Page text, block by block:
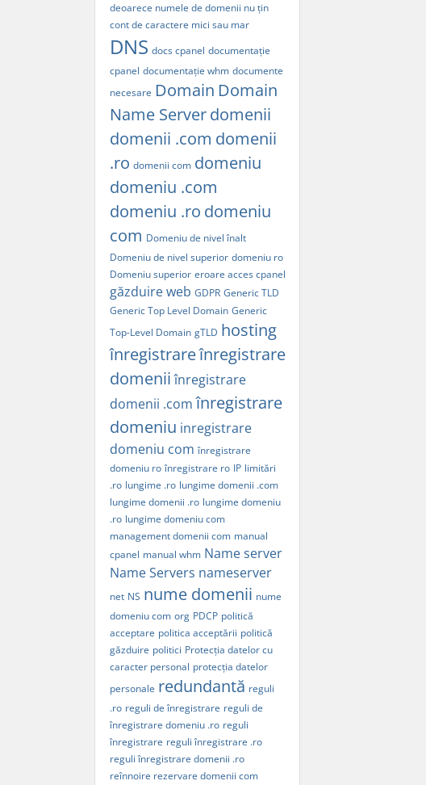
deoarece numele de domenii nu țin
cont de caractere mici sau mar
DNS docs cpanel documentație
cpanel documentație whm documente
necesare Domain Domain
Name Server domenii
domenii .com domenii
.ro domenii com domeniu
domeniu .com
domeniu .ro domeniu
com Domeniu de nivel înalt
Domeniu de nivel superior domeniu ro
Domeniu superior eroare acces cpanel
găzduire web GDPR Generic TLD
Generic Top Level Domain Generic
Top-Level Domain gTLD hosting
înregistrareînregistrare
domenii înregistrare
domenii .com înregistrare
domeniu inregistrare
domeniu com înregistrare
domeniu ro înregistrare ro IP limitări
.ro lungime .ro lungime domenii .com
lungime domenii .ro lungime domeniu
.ro lungime domeniu com
management domenii com manual
cpanel manual whm Name server
Name Servers nameserver
net NS nume domenii nume
domeniu com org PDCP politică
acceptare politica acceptării politică
găzduire politici Protecția datelor cu
caracter personal protecția datelor
personale redundantă reguli
.ro reguli de înregistrare reguli de
înregistrare domeniu .ro reguli
înregistrare reguli înregistrare .ro
reguli înregistrare domenii .ro
reînnoire rezervare domenii com